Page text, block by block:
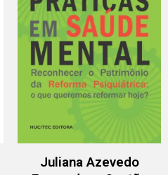
Juliana Azevedo